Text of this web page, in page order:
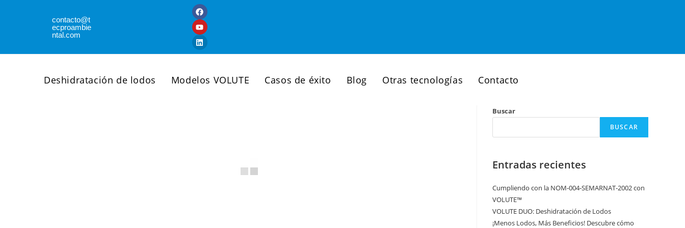
contacto@t
ecproambie
ntal.com
Deshidratación de lodos Modelos VOLUTE Casos de éxito Blog Otras tecnologías Contacto
Buscar
BUSCAR
Entradas recientes
Cumpliendo con la NOM‑004‑SEMARNAT‑2002 con
VOLUTE™
VOLUTE DUO: Deshidratación de Lodos
¡Menos Lodos, Más Beneficios! Descubre cómo